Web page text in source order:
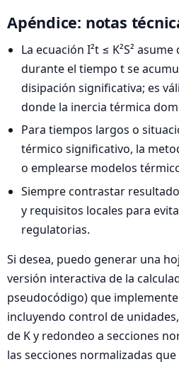
Apéndice: notas
La ecuación I²t ≤ K²S²
durante el tiempo t se
disipación significativa; es
donde la inercia térmica
Para tiempos largos o
térmico significativo, la
o emplearse modelos
Siempre contrastar
y requisitos locales para
regulatorias.
Si desea, puedo generar una
versión interactiva de la
pseudocódigo) que
incluyendo control de
de K y redondeo a secciones
las secciones normalizadas